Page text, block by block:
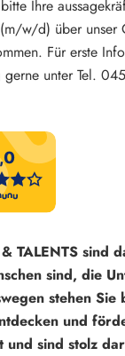
Ihre
w/d) über unser
Für erste
unter Tel.
TALENTS sind
sind, die
stehen Sie
und
und sind stolz